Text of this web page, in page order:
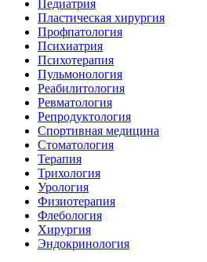
Педиатрия
Пластическая хирургия
Профпатология
Психиатрия
Психотерапия
Пульмонология
Реабилитология
Ревматология
Репродуктология
Спортивная медицина
Стоматология
Терапия
Трихология
Урология
Физиотерапия
Флебология
Хирургия
Эндокринология